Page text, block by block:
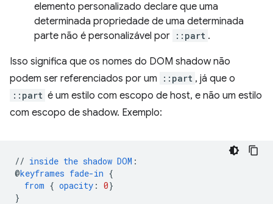
elemento personalizado declare que uma
determinada propriedade de uma determinada
parte não é personalizável por ::part .
Isso significa que os nomes do DOM shadow não
podem ser referenciados por um
::part , já que o
::part é um estilo com escopo de host, e não um estilo
com escopo de shadow. Exemplo:
// inside the shadow DOM :
@keyframes fade-in {
from { opacity : 0}
}